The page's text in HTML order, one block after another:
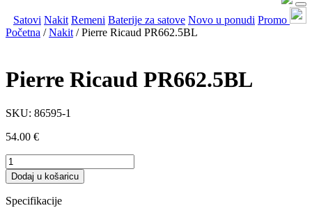
Satovi Nakit Remeni Baterije za satove Novo u ponudi Promo
Početna /Nakit / Pierre Ricaud PR662.5BL
Pierre Ricaud PR662.5BL
SKU: 86595-1
54.00 €
Pierre
Ricaud
PR662.5BL
količina
Dodaj u košaricu
Specifikacije